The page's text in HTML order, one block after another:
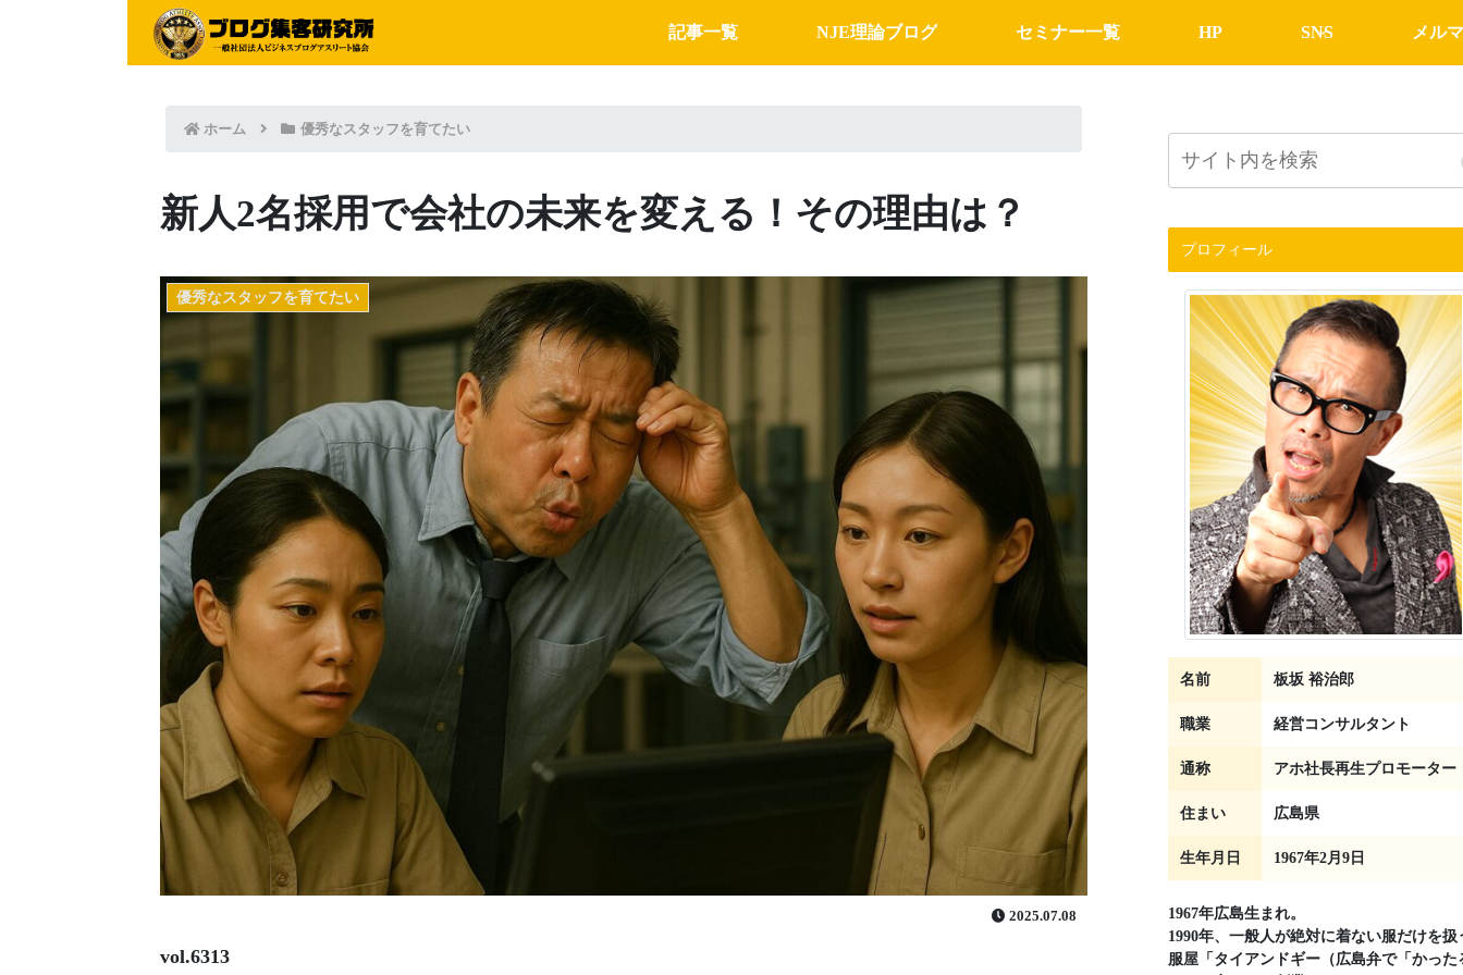
記事一覧 NJE理論ブログ セミナー一覧 HP SNS メル
ホーム 優秀なスタッフを育てたい
新人2名採用で会社の未来を変える！その理由は？
優秀なスタッフを育てたい
2025.07.08
vol.6313
プロフィール
名前 板坂 裕治郎
職業 経営コンサルタント
通称 アホ社長再生プロモーター
住まい 広島県
生年月日 1967年2月9日
1967年広島生まれ。
1990年、一般人が絶対に着ない服だけを扱
服屋「タイアンドギー（広島弁で「かった